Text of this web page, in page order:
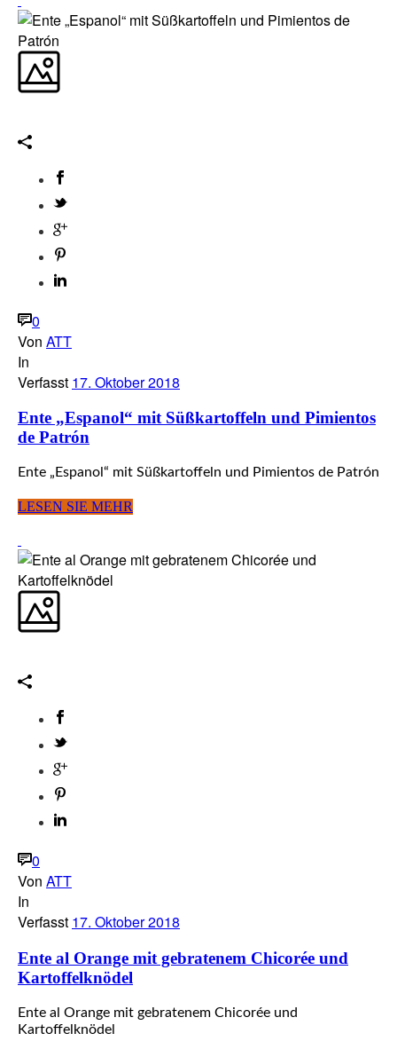
0
Von ATT
In
Verfasst 17. Oktober 2018
Ente „Espanol“ mit Süßkartoffeln und Pimientos
de Patrón
Ente „Espanol“ mit Süßkartoffeln und Pimientos de Patrón
LESEN SIE MEHR
0
Von ATT
In
Verfasst 17. Oktober 2018
Ente al Orange mit gebratenem Chicorée und
Kartoffelknödel
Ente al Orange mit gebratenem Chicorée und
Kartoffelknödel